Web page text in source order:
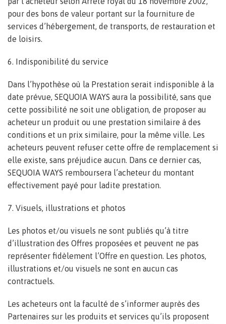
pour des bons de valeur portant sur la fourniture de
services d’hébergement, de transports, de restauration et
de loisirs.
6. Indisponibilité du service
Dans l’hypothèse où la Prestation serait indisponible à la
date prévue, SEQUOIA WAYS aura la possibilité, sans que
cette possibilité ne soit une obligation, de proposer au
acheteur un produit ou une prestation similaire à des
conditions et un prix similaire, pour la même ville. Les
acheteurs peuvent refuser cette offre de remplacement si
elle existe, sans préjudice aucun. Dans ce dernier cas,
SEQUOIA WAYS remboursera l’acheteur du montant
effectivement payé pour ladite prestation.
7. Visuels, illustrations et photos
Les photos et/ou visuels ne sont publiés qu’à titre
d’illustration des Offres proposées et peuvent ne pas
représenter fidèlement l’Offre en question. Les photos,
illustrations et/ou visuels ne sont en aucun cas
contractuels.
Les acheteurs ont la faculté de s’informer auprès des
Partenaires sur les produits et services qu’ils proposent